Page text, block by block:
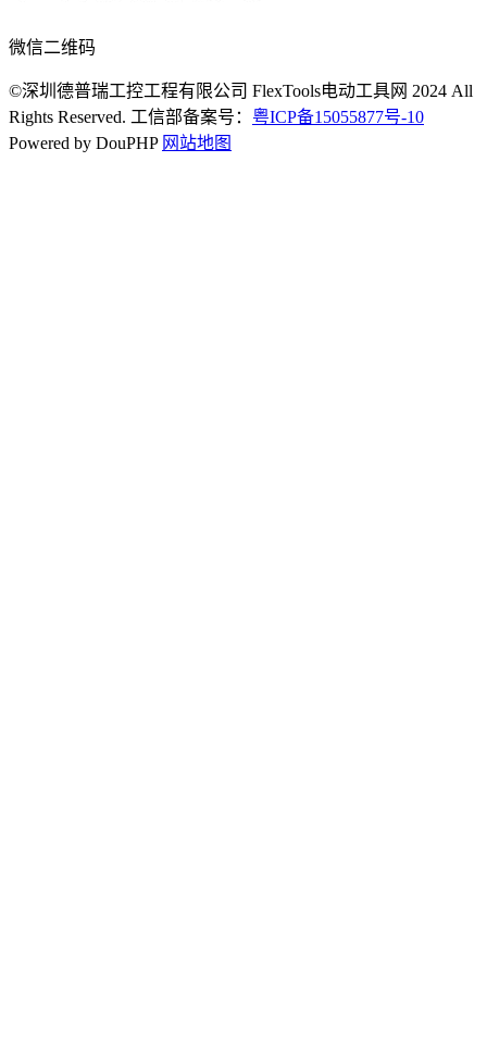
微信二维码
©深圳德普瑞工控工程有限公司 FlexTools电动工具网 2024 All
Rights Reserved. 工信部备案号： 粤ICP备15055877号-10
Powered by DouPHP 网站地图